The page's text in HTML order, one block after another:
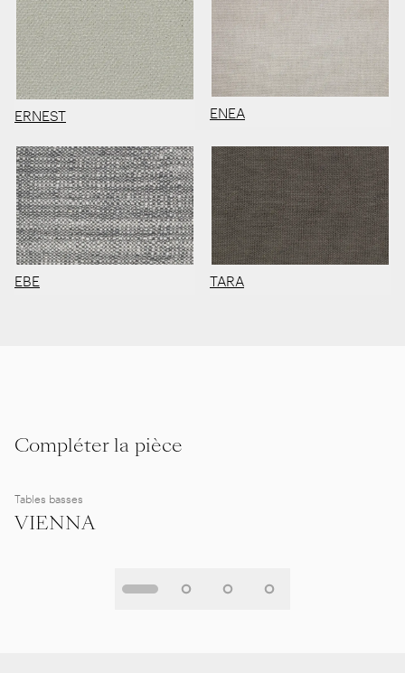
ERNEST ENEA
EBE TARA
Compléter la pièce
Tables basses
VIENNA